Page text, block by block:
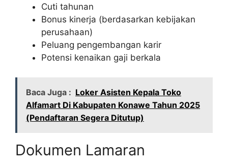
Cuti tahunan
Bonus kinerja (berdasarkan kebijakan
perusahaan)
Peluang pengembangan karir
Potensi kenaikan gaji berkala
Baca Juga : Loker Asisten Kepala Toko
Alfamart Di Kabupaten Konawe Tahun 2025
(Pendaftaran Segera Ditutup)
Dokumen Lamaran